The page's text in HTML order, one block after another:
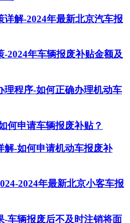
解-2024年最新北京汽车报
2024年车辆报废补贴金额及
理程序-如何正确办理机动车
何申请车辆报废补贴？
解-如何申请机动车报废补
2024年最新北京小客车报
-车辆报废后不及时注销将面